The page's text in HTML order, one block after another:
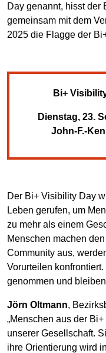
Day genannt, hisst der
gemeinsam mit dem
2025 die Flagge der
Bi+
Dienstag, 23.
John-F.-
Der Bi+ Visibility Day
Leben gerufen, um
zu mehr als einem
Menschen machen
Community aus,
Vorurteilen
genommen und
Jörn Oltmann,
„Menschen aus der
unserer Gesellschaft.
ihre Orientierung wird